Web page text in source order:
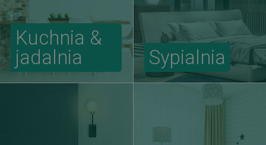
Kuchnia &
jadalnia
Sypialnia